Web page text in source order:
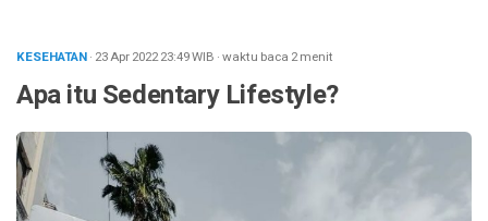
KESEHATAN· 23 Apr 202223:49WIB ·waktu baca 2 menit
Apa itu Sedentary Lifestyle?